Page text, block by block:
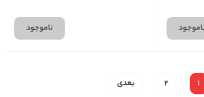
ناموجود ناموجود
1
2 بعدی